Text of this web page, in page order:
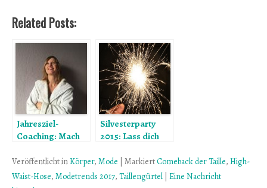
Related Posts:
Jahresziel-
Coaching: Mach
pack aus!
Silvesterparty
2015: Lass dich
Veröffentlicht inKörper, Mode MarkiertComeback der Taille, High-
Waist-Hose, Modetrends 2017, Taillengürtel Eine Nachricht